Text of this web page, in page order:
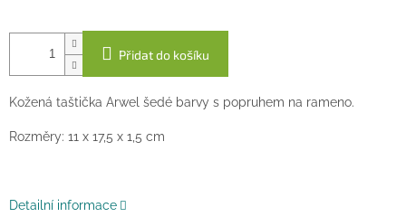
Přidat do košíku
Kožená taštička Arwel šedé barvy s popruhem na rameno.
Rozměry: 11 x 17,5 x 1,5 cm
Detailní informace